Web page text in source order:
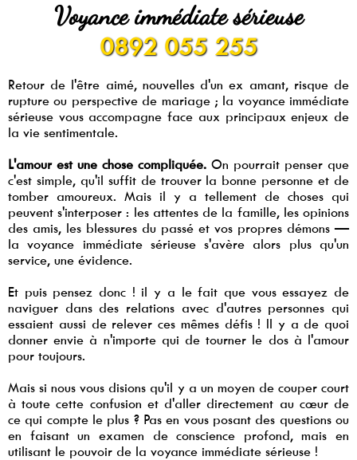
Voyance immédiate sérieuse
0892 055 255
Retour de l'être aimé, nouvelles d'un ex amant, risque de
rupture ou perspective de mariage ; la voyance immédiate
sérieuse vous accompagne face aux principaux enjeux de
la vie sentimentale.
L'amour est une chose compliquée. On pourrait penser que
c'est simple, qu'il suffit de trouver la bonne personne et de
tomber amoureux. Mais il y a tellement de choses qui
peuvent s'interposer : les attentes de la famille, les opinions
des amis, les blessures du passé et vos propres démons —
la voyance immédiate sérieuse s'avère alors plus qu'un
service, une évidence.
Et puis pensez donc ! il y a le fait que vous essayez de
naviguer dans des relations avec d'autres personnes qui
essaient aussi de relever ces mêmes défis ! Il y a de quoi
donner envie à n'importe qui de tourner le dos à l'amour
pour toujours.
Mais si nous vous disions qu'il y a un moyen de couper court
à toute cette confusion et d'aller directement au cœur de
ce qui compte le plus ? Pas en vous posant des questions ou
en faisant un examen de conscience profond, mais en
utilisant le pouvoir de la voyance immédiate sérieuse !